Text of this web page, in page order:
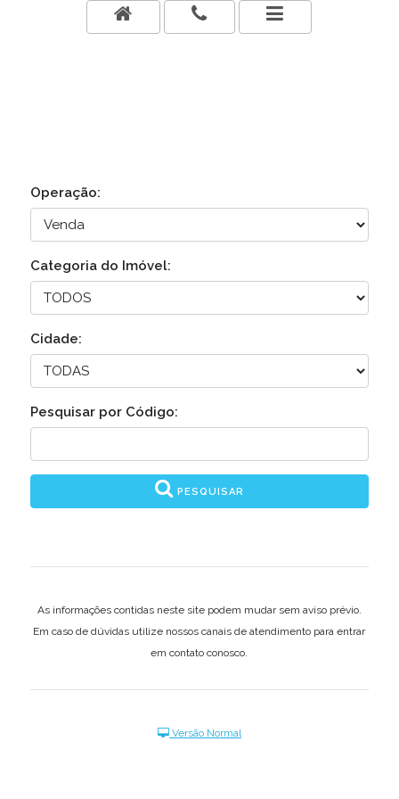
Operação:
Categoria do Imóvel:
Cidade:
Pesquisar por Código:
PESQUISAR
As informações contidas neste site podem mudar sem aviso prévio.
Em caso de dúvidas utilize nossos canais de atendimento para entrar
em contato conosco.
Versão Normal